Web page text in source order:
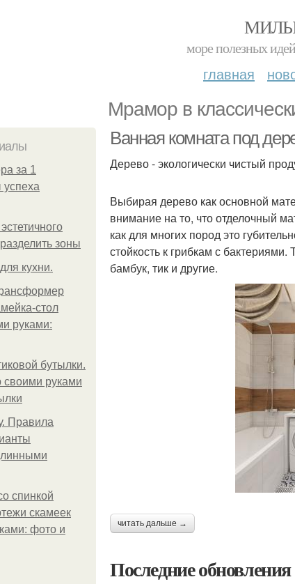
море полезных
главная
Мрамор в
за 1
зоны
кухни.
стол
руками:
бутылки.
своими руками
Правила
спинкой
скамеек
фото и
Ванная комната под
Дерево - экологически чистый
Выбирая дерево как основной
внимание на то, что отделочный
как для многих пород это
стойкость к грибкам с
бамбук, тик и другие.
читать дальше →
Последние обновления